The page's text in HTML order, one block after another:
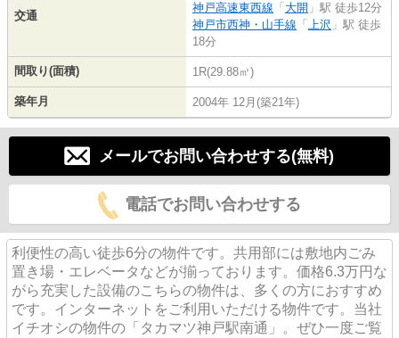
交通
神戸高速東西線 「 大開 」駅 徒歩12分
神戸市西神・山手線 「 上沢 」駅 徒歩
18分
間取り(面積) 1R(29.88㎡)
築年月 2004年 12月(築21年)
メールでお問い合わせする(無料)
電話でお問い合わせする
利便性の高い徒歩6分の物件です。共用部には敷地内ごみ
置き場・エレベータなどが揃っております。価格6.3万円な
がら充実した設備のこちらの物件は、多くの方におすすめ
です。インターネットをご利用いただける物件です。当社
イチオシの物件の「タカマツ神戸駅南通」。ぜひ一度ご覧